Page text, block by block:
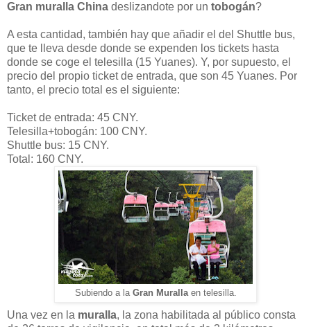
Gran muralla China deslizandote por un tobogán?
A esta cantidad, también hay que añadir el del Shuttle bus,
que te lleva desde donde se expenden los tickets hasta
donde se coge el telesilla (15 Yuanes). Y, por supuesto, el
precio del propio ticket de entrada, que son 45 Yuanes. Por
tanto, el precio total es el siguiente:
Ticket de entrada: 45 CNY.
Telesilla+tobogán: 100 CNY.
Shuttle bus: 15 CNY.
Total: 160 CNY.
Subiendo a la Gran Murallaen telesilla.
Una vez en la muralla, la zona habilitada al público consta